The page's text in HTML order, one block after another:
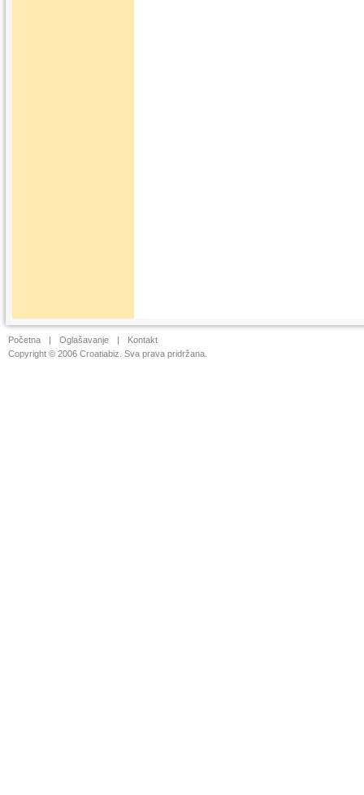
Početna | Oglašavanje |
Kontakt
Copyright © 2006 Croatiabiz. Sva prava pridržana.